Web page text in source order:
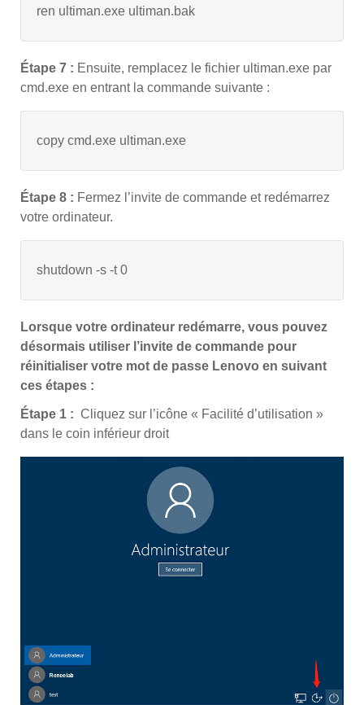
ren ultiman.exe ultiman.bak
Étape 7 : Ensuite, remplacez le fichier ultiman.exe par
cmd.exe en entrant la commande suivante :
copy cmd.exe ultiman.exe
Étape 8 : Fermez l’invite de commande et redémarrez
votre ordinateur.
shutdown -s -t 0
Lorsque votre ordinateur redémarre, vous pouvez
désormais utiliser l’invite de commande pour
réinitialiser votre mot de passe Lenovo en suivant
ces étapes :
Étape 1 : Cliquez sur l’icône « Facilité d’utilisation »
dans le coin inférieur droit